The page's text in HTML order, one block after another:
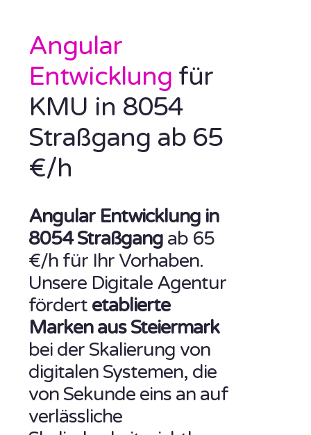
Angular
Entwicklung für
KMU in 8054
Straßgang ab 65
€/h
Angular Entwicklung in
8054 Straßgang ab 65
€/h für Ihr Vorhaben.
Unsere Digitale Agentur
fördert etablierte
Marken aus Steiermark
bei der Skalierung von
digitalen Systemen, die
von Sekunde eins an auf
verlässliche